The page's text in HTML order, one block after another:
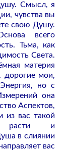
Смысл, я
чувства вы
свою Душу.
всего
Тьма, как
Света.
материя
дорогие мои,
но с
она
Аспектов,
из вас такой
расти и
в слиянии
вас